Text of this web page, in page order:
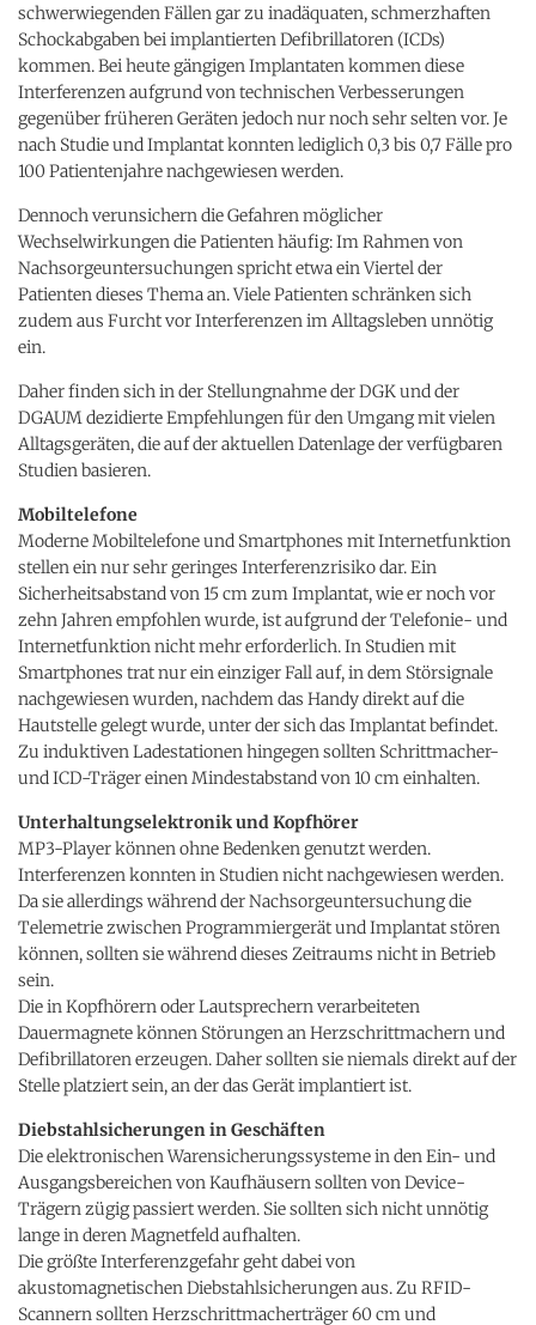
schwerwiegenden Fällen gar zu inadäquaten, schmerzhaften
Schockabgaben bei implantierten Defibrillatoren (ICDs)
kommen. Bei heute gängigen Implantaten kommen diese
Interferenzen aufgrund von technischen Verbesserungen
gegenüber früheren Geräten jedoch nur noch sehr selten vor. Je
nach Studie und Implantat konnten lediglich 0,3 bis 0,7 Fälle pro
100 Patientenjahre nachgewiesen werden.
Dennoch verunsichern die Gefahren möglicher
Wechselwirkungen die Patienten häufig: Im Rahmen von
Nachsorgeuntersuchungen spricht etwa ein Viertel der
Patienten dieses Thema an. Viele Patienten schränken sich
zudem aus Furcht vor Interferenzen im Alltagsleben unnötig
ein.
Daher finden sich in der Stellungnahme der DGK und der
DGAUM dezidierte Empfehlungen für den Umgang mit vielen
Alltagsgeräten, die auf der aktuellen Datenlage der verfügbaren
Studien basieren.
Mobiltelefone
Moderne Mobiltelefone und Smartphones mit Internetfunktion
stellen ein nur sehr geringes Interferenzrisiko dar. Ein
Sicherheitsabstand von 15 cm zum Implantat, wie er noch vor
zehn Jahren empfohlen wurde, ist aufgrund der Telefonie- und
Internetfunktion nicht mehr erforderlich. In Studien mit
Smartphones trat nur ein einziger Fall auf, in dem Störsignale
nachgewiesen wurden, nachdem das Handy direkt auf die
Hautstelle gelegt wurde, unter der sich das Implantat befindet.
Zu induktiven Ladestationen hingegen sollten Schrittmacher-
und ICD-Träger einen Mindestabstand von 10 cm einhalten.
Unterhaltungselektronik und Kopfhörer
MP3-Player können ohne Bedenken genutzt werden.
Interferenzen konnten in Studien nicht nachgewiesen werden.
Da sie allerdings während der Nachsorgeuntersuchung die
Telemetrie zwischen Programmiergerät und Implantat stören
können, sollten sie während dieses Zeitraums nicht in Betrieb
sein.
Die in Kopfhörern oder Lautsprechern verarbeiteten
Dauermagnete können Störungen an Herzschrittmachern und
Defibrillatoren erzeugen. Daher sollten sie niemals direkt auf der
Stelle platziert sein, an der das Gerät implantiert ist.
Diebstahlsicherungen in Geschäften
Die elektronischen Warensicherungssysteme in den Ein- und
Ausgangsbereichen von Kaufhäusern sollten von Device-
Trägern zügig passiert werden. Sie sollten sich nicht unnötig
lange in deren Magnetfeld aufhalten.
Die größte Interferenzgefahr geht dabei von
akustomagnetischen Diebstahlsicherungen aus. Zu RFID-
Scannern sollten Herzschrittmacherträger 60 cm und